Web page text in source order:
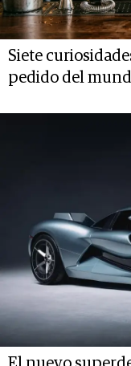
Siete
pedido del